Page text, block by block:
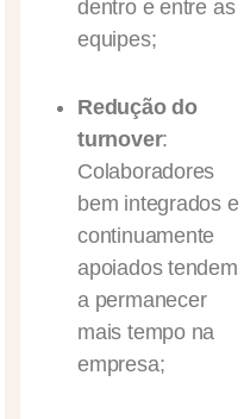
dentro e entre as
equipes;
Redução do
turnover:
Colaboradores
bem integrados e
continuamente
apoiados tendem
a permanecer
mais tempo na
empresa;